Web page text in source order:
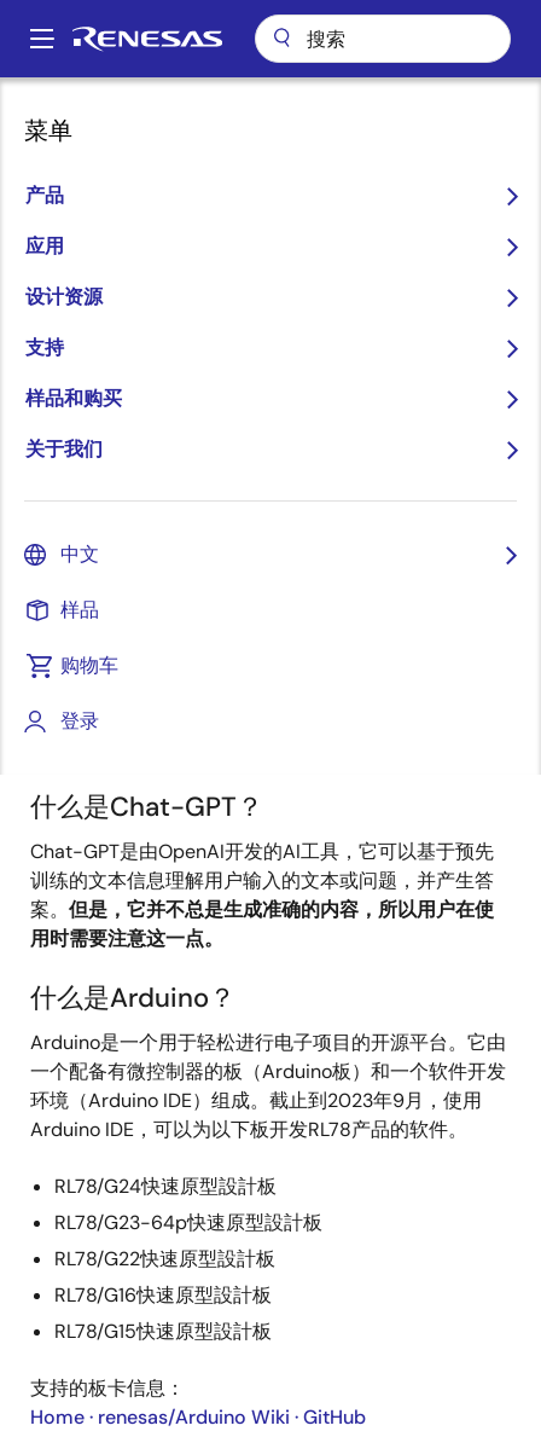
到
Main
菜单
产品
应用
设计资源
支持
样品和购买
关于我们
中文
样品
购物车
登录
面
包
屑
使用Chat-GPT为RL78微控制器（Arduino）编写AI代码
使用Chat-GPT为RL78微控
制器（Arduino）编写AI代
码
图
像
发表时间：2023年10月31日
Arduino兼容的RL78板进行AI编程，以及其实际应用示
什么是Chat-GPT？
Chat-GPT是由OpenAI开发的AI工具，它可以基于预先
训练的文本信息理解用户输入的文本或问题，并产生答
案。 但是，它并不总是生成准确的内容，所以用户在使
用时需要注意这一点。
什么是Arduino？
Arduino是一个用于轻松进行电子项目的开源平台。它由
一个配备有微控制器的板（Arduino板）和一个软件开发
环境（Arduino IDE）组成。截止到2023年9月，使用
Arduino IDE，可以为以下板开发RL78产品的软件。
RL78/G24快速原型設計板
RL78/G23-64p快速原型設計板
RL78/G22快速原型設計板
RL78/G16快速原型設計板
RL78/G15快速原型設計板
支持的板卡信息：
Home · renesas/Arduino Wiki · GitHub